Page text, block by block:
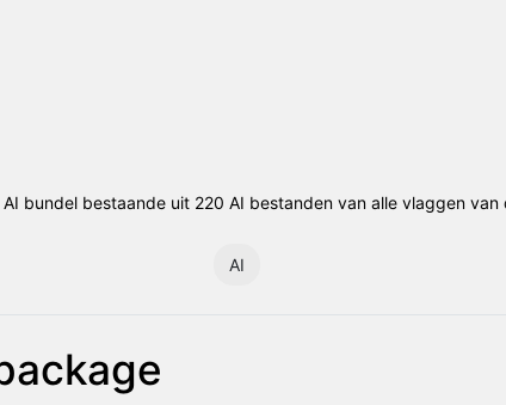
AI bundel bestaande uit 220 AI bestanden van alle vlaggen van
AI